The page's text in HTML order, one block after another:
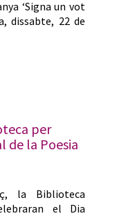
‘Signa un vot
dissabte, 22 de
per
de la Poesia
la Biblioteca
el Dia